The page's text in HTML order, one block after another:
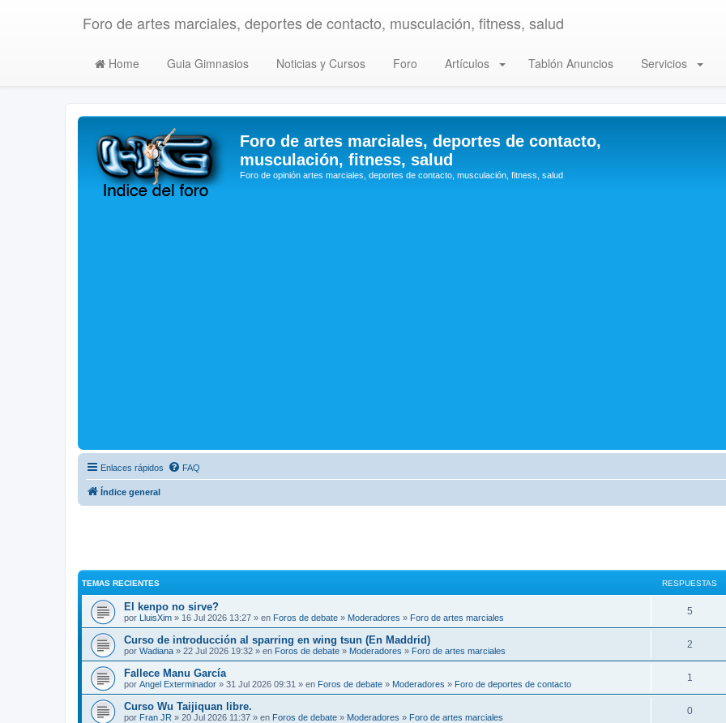
Foro de artes marciales, deportes de contacto, musculación, fitness, salud
Home Guia Gimnasios Noticias y Cursos Foro Artículos Tablón Anuncios Servicios
Foro de artes marciales, deportes de contacto,
musculación, fitness, salud
Foro de opinión artes marciales, deportes de contacto, musculación, fitness, salud
Enlaces rápidos FAQ
Índice general
TEMAS RECIENTES RESPUESTAS
El kenpo no sirve?
por LluisXim » 16 Jul 2026 13:27 » en Foros de debate » Moderadores » Foro de artes marciales
5
Curso de introducción al sparring en wing tsun (En Maddrid)
por Wadiana » 22 Jul 2026 19:32 » en Foros de debate » Moderadores » Foro de artes marciales
2
Fallece Manu García
por Angel Exterminador » 31 Jul 2026 09:31 » en Foros de debate » Moderadores » Foro de deportes de contacto
1
Curso Wu Taijiquan libre.
por Fran JR » 20 Jul 2026 11:37 » en Foros de debate » Moderadores » Foro de artes marciales
0